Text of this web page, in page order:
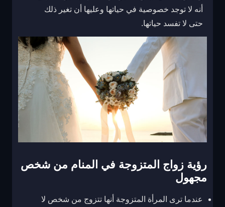
أنه لا توجد خصوصية في حياتها وعليها أن تغير ذلك
حتى لا تفسد حياتها.
رؤية زواج المتزوجة في المنام من شخص
مجهول
عندما ترى المرأة المتزوجة أنها تتزوج من شخص لا